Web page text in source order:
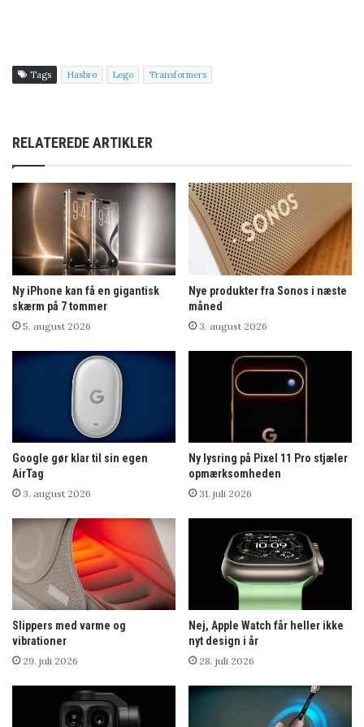
Tags Hasbro Lego Transformers
RELATEREDE ARTIKLER
Ny iPhone kan få en gigantisk
skærm på 7 tommer
5. august 2026
Nye produkter fra Sonos i næste
måned
3. august 2026
Google gør klar til sin egen
AirTag
3. august 2026
Ny lysring på Pixel 11 Pro stjæler
opmærksomheden
31. juli 2026
Slippers med varme og
vibrationer
29. juli 2026
Nej, Apple Watch får heller ikke
nyt design i år
28. juli 2026